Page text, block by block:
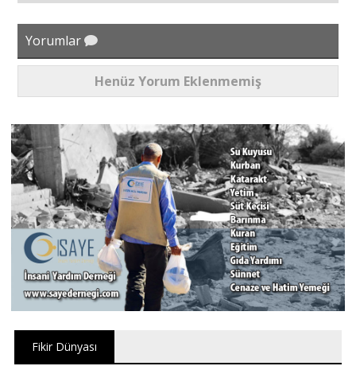
Yorumlar
Henüz Yorum Eklenmemiş
Fikir Dünyası